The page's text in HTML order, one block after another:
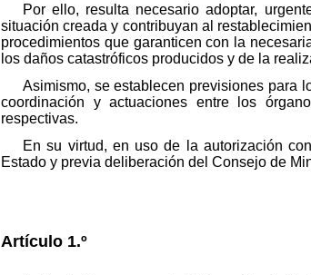
Por ello, resulta necesario adoptar,
situación creada y contribuyan al
procedimientos que garanticen con la
los daños catastróficos producidos y de la
Asimismo, se establecen previsiones para
coordinación y actuaciones entre los
respectivas.
En su virtud, en uso de la autorización
Estado y previa deliberación del Consejo de
Artículo 1.º